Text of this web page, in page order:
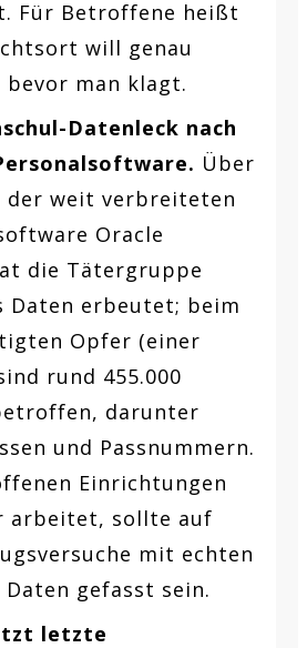
Für Betroffene heißt
will genau
man klagt.
Datenleck nach
Über
der weit verbreiteten
Oracle
die Tätergruppe
Daten erbeutet; beim
Opfer (einer
rund 455.000
darunter
und Passnummern.
Einrichtungen
arbeitet, sollte auf
mit echten
gefasst sein.
letzte